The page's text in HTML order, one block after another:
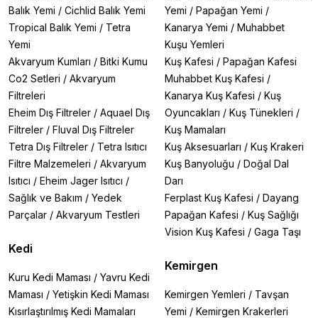
Balık Yemi / Cichlid Balık Yemi
Tropical Balık Yemi / Tetra
Yemi
Akvaryum Kumları / Bitki Kumu
Co2 Setleri / Akvaryum
Filtreleri
Eheim Dış Filtreler / Aquael Dış
Filtreler / Fluval Dış Filtreler
Tetra Dış Filtreler / Tetra Isıtıcı
Filtre Malzemeleri / Akvaryum
Isıtıcı / Eheim Jager Isıtıcı /
Sağlık ve Bakım / Yedek
Parçalar / Akvaryum Testleri
Kedi
Kuru Kedi Maması / Yavru Kedi
Maması / Yetişkin Kedi Maması
Kısırlaştırılmış Kedi Mamaları
Yemi / Papağan Yemi /
Kanarya Yemi / Muhabbet
Kuşu Yemleri
Kuş Kafesi / Papağan Kafesi
Muhabbet Kuş Kafesi /
Kanarya Kuş Kafesi / Kuş
Oyuncakları / Kuş Tünekleri /
Kuş Mamaları
Kuş Aksesuarları / Kuş Krakeri
Kuş Banyoluğu / Doğal Dal
Darı
Ferplast Kuş Kafesi / Dayang
Papağan Kafesi / Kuş Sağlığı
Vision Kuş Kafesi / Gaga Taşı
Kemirgen
Kemirgen Yemleri / Tavşan
Yemi / Kemirgen Krakerleri